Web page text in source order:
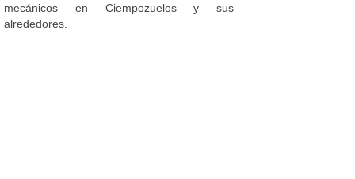
mecánicos en Ciempozuelos y sus
alrededores.